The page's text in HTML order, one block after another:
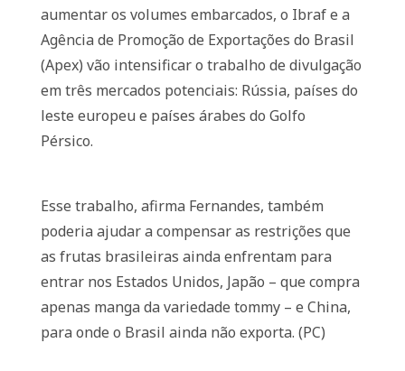
aumentar os volumes embarcados, o Ibraf e a
Agência de Promoção de Exportações do Brasil
(Apex) vão intensificar o trabalho de divulgação
em três mercados potenciais: Rússia, países do
leste europeu e países árabes do Golfo
Pérsico.
Esse trabalho, afirma Fernandes, também
poderia ajudar a compensar as restrições que
as frutas brasileiras ainda enfrentam para
entrar nos Estados Unidos, Japão – que compra
apenas manga da variedade tommy – e China,
para onde o Brasil ainda não exporta. (PC)